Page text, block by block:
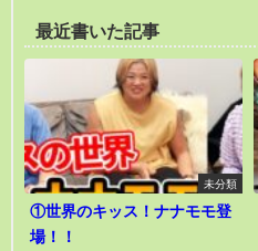
最近書いた記事
未分類
①世界のキッス！ナナモモ登
場！！